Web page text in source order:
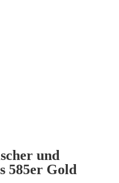
und
585er Gold